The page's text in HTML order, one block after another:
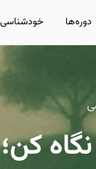
دوره‌ها خودشناسی